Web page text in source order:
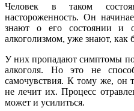
Человек в таком
настороженность. Он
знают о его состоянии и
алкоголизмом, уже знают, как
У них пропадают симптомы
алкоголя. Но это не
самочувствия. К тому же, он
не лечит их. Процесс
может и усилиться.